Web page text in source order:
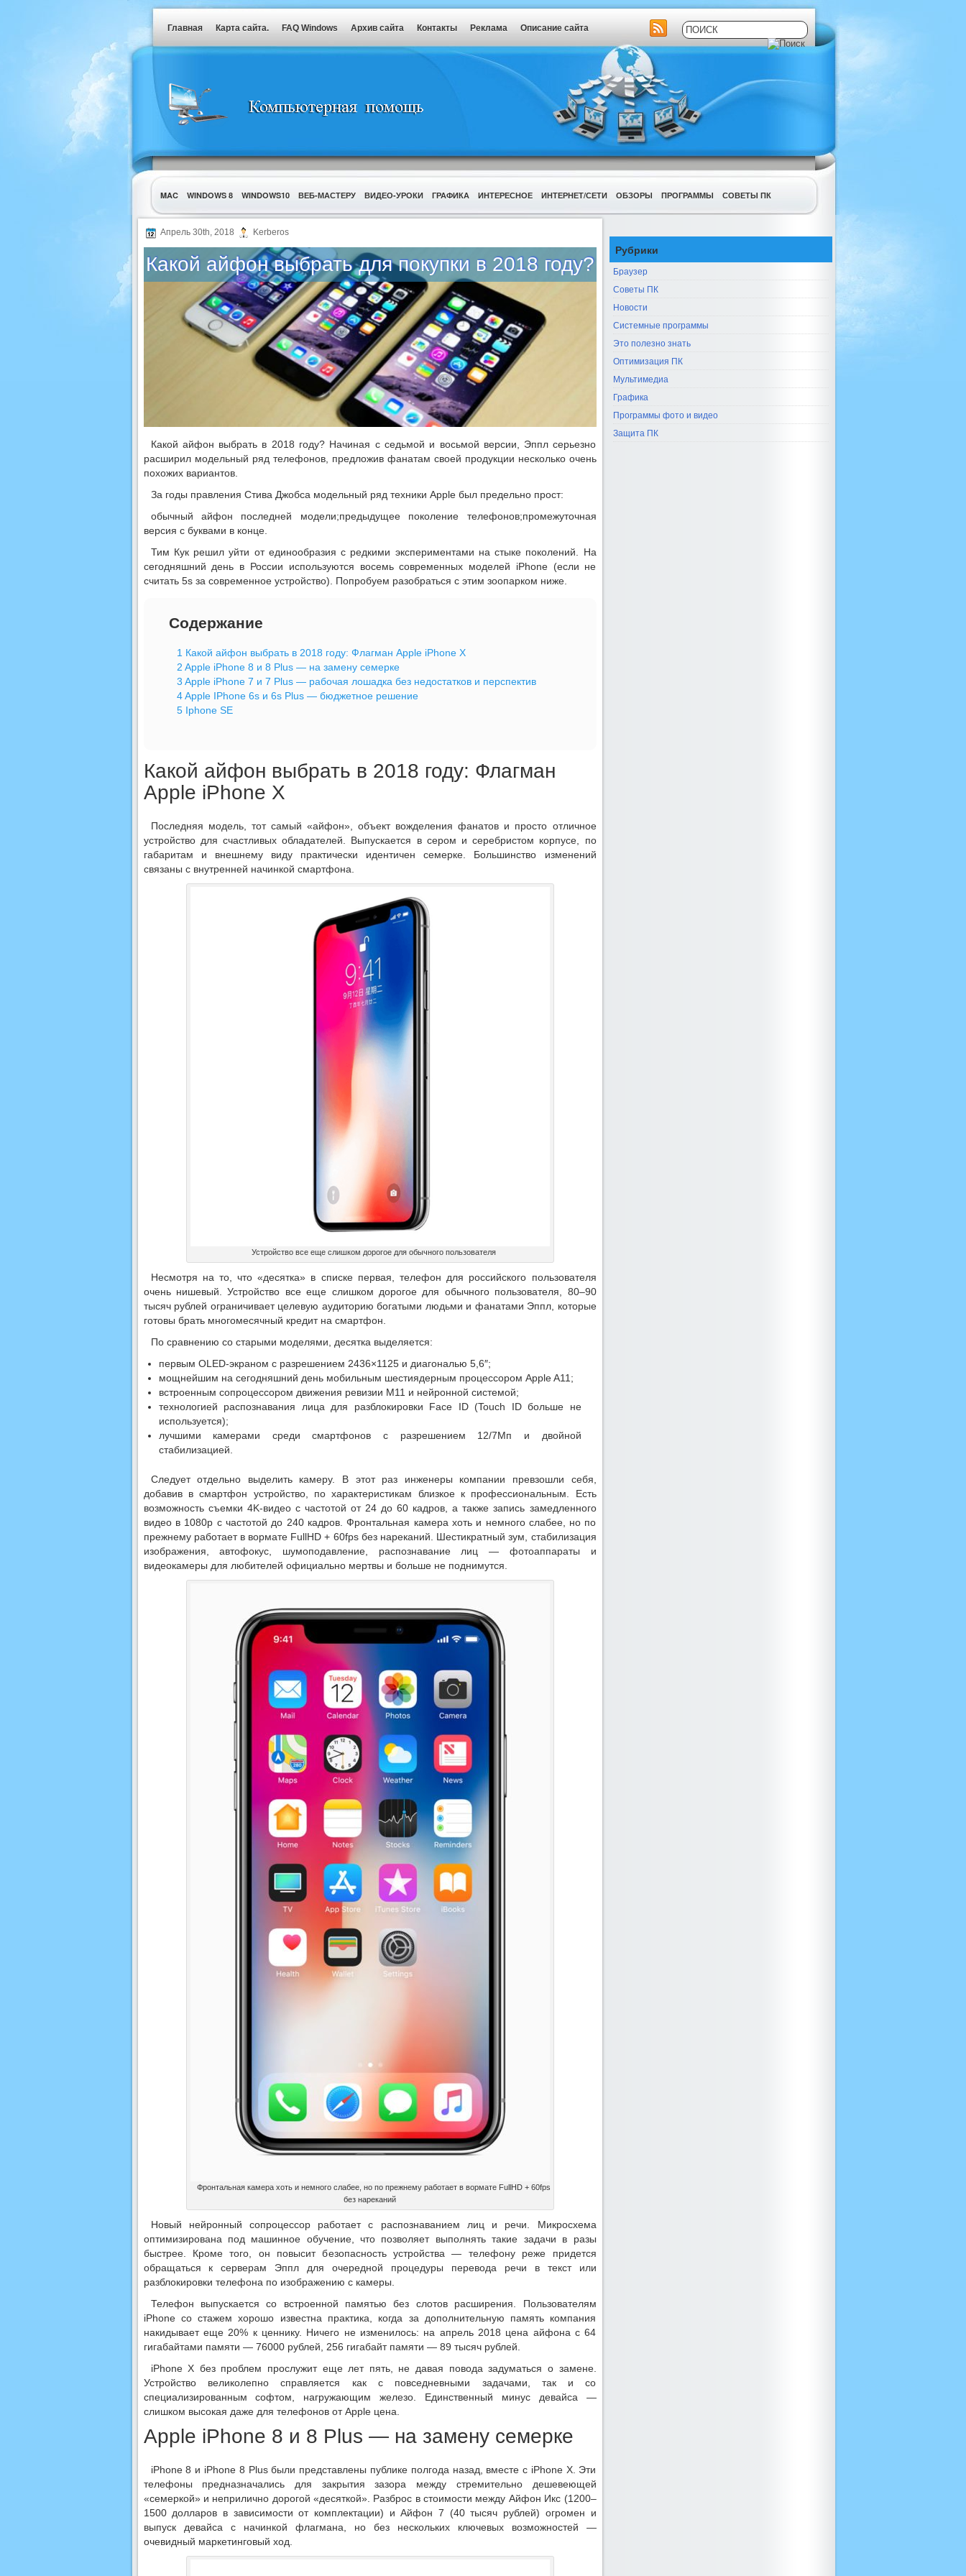
Главная Карта сайта. FAQ Windows Архив сайта Контакты Реклама Описание сайта
MAC WINDOWS 8 WINDOWS10 ВЕБ-МАСТЕРУ ВИДЕО-УРОКИ ГРАФИКА ИНТЕРЕСНОЕ ИНТЕРНЕТ/СЕТИ ОБЗОРЫ ПРОГРАММЫ СОВЕТЫ ПК
УТИЛИТЫ
Апрель 30th, 2018 Kerberos
Какой айфон выбрать для покупки в 2018 году?
Какой айфон выбрать в 2018 году? Начиная с седьмой и восьмой версии, Эппл серьезно
расширил модельный ряд телефонов, предложив фанатам своей продукции несколько очень
похожих вариантов.
За годы правления Стива Джобса модельный ряд техники Apple был предельно прост:
обычный айфон последней модели;предыдущее поколение телефонов;промежуточная
версия с буквами в конце.
Тим Кук решил уйти от единообразия с редкими экспериментами на стыке поколений. На
сегодняшний день в России используются восемь современных моделей iPhone (если не
считать 5s за современное устройство). Попробуем разобраться с этим зоопарком ниже.
Содержание
1 Какой айфон выбрать в 2018 году: Флагман Apple iPhone X
2 Apple iPhone 8 и 8 Plus — на замену семерке
3 Apple iPhone 7 и 7 Plus — рабочая лошадка без недостатков и перспектив
4Apple IPhone 6s и 6s Plus — бюджетное решение
5Iphone SE
Какой айфон выбрать в 2018 году: Флагман
Apple iPhone X
Последняя модель, тот самый «айфон», объект вожделения фанатов и просто отличное
устройство для счастливых обладателей. Выпускается в сером и серебристом корпусе, по
габаритам и внешнему виду практически идентичен семерке. Большинство изменений
связаны с внутренней начинкой смартфона.
Устройство все еще слишком дорогое для обычного пользователя
Несмотря на то, что «десятка» в списке первая, телефон для российского пользователя
очень нишевый. Устройство все еще слишком дорогое для обычного пользователя, 80–90
тысяч рублей ограничивает целевую аудиторию богатыми людьми и фанатами Эппл, которые
готовы брать многомесячный кредит на смартфон.
По сравнению со старыми моделями, десятка выделяется:
первым OLED-экраном с разрешением 2436×1125 и диагональю 5,6″;
мощнейшим на сегодняшний день мобильным шестиядерным процессором Apple A11;
встроенным сопроцессором движения ревизии М11 и нейронной системой;
технологией распознавания лица для разблокировки Face ID (Touch ID больше не
используется);
лучшими камерами среди смартфонов с разрешением 12/7Мп и двойной
стабилизацией.
Следует отдельно выделить камеру. В этот раз инженеры компании превзошли себя,
добавив в смартфон устройство, по характеристикам близкое к профессиональным. Есть
возможность съемки 4K-видео с частотой от 24 до 60 кадров, а также запись замедленного
видео в 1080p с частотой до 240 кадров. Фронтальная камера хоть и немного слабее, но по
прежнему работает в вормате FullHD + 60fps без нареканий. Шестикратный зум, стабилизация
изображения, автофокус, шумоподавление, распознавание лиц — фотоаппараты и
видеокамеры для любителей официально мертвы и больше не поднимутся.
Фронтальная камера хоть и немного слабее, но по прежнему работает в вормате FullHD + 60fps
без нареканий
Новый нейронный сопроцессор работает с распознаванием лиц и речи. Микросхема
оптимизирована под машинное обучение, что позволяет выполнять такие задачи в разы
быстрее. Кроме того, он повысит безопасность устройства — телефону реже придется
обращаться к серверам Эппл для очередной процедуры перевода речи в текст или
разблокировки телефона по изображению с камеры.
Телефон выпускается со встроенной памятью без слотов расширения. Пользователям
iPhone со стажем хорошо известна практика, когда за дополнительную память компания
накидывает еще 20% к ценнику. Ничего не изменилось: на апрель 2018 цена айфона с 64
гигабайтами памяти — 76000 рублей, 256 гигабайт памяти — 89 тысяч рублей.
iPhone X без проблем прослужит еще лет пять, не давая повода задуматься о замене.
Устройство великолепно справляется как с повседневными задачами, так и со
специализированным софтом, нагружающим железо. Единственный минус девайса —
слишком высокая даже для телефонов от Apple цена.
Apple iPhone 8 и 8 Plus — на замену семерке
iPhone 8 и iPhone 8 Plus были представлены публике полгода назад, вместе с iPhone X. Эти
телефоны предназначались для закрытия зазора между стремительно дешевеющей
«семеркой» и неприлично дорогой «десяткой». Разброс в стоимости между Айфон Икс (1200–
1500 долларов в зависимости от комплектации) и Айфон 7 (40 тысяч рублей) огромен и
выпуск девайса с начинкой флагмана, но без нескольких ключевых возможностей —
очевидный маркетинговый ход.
Рубрики
Браузер
Советы ПК
Новости
Системные программы
Это полезно знать
Оптимизация ПК
Мультимедиа
Графика
Программы фото и видео
Защита ПК